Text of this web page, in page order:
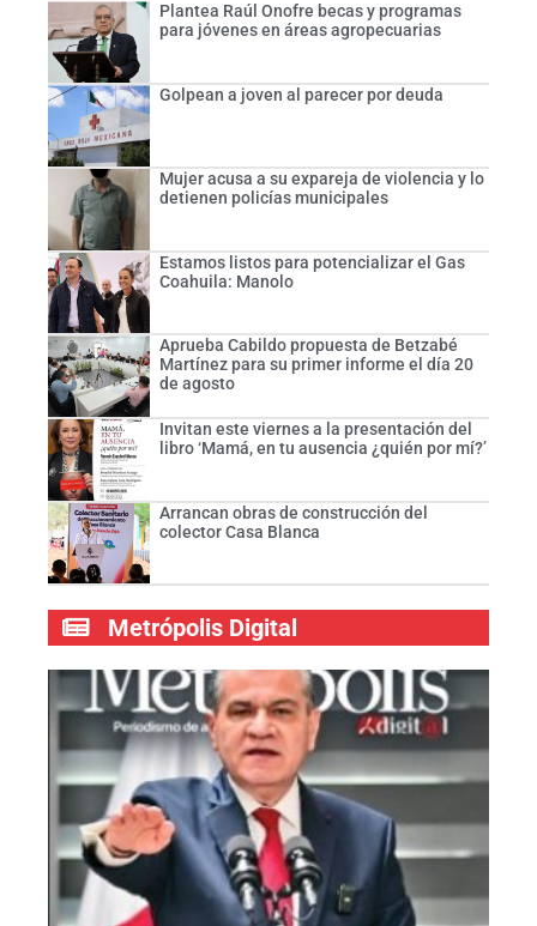
Plantea Raúl Onofre becas y programas
para jóvenes en áreas agropecuarias
Golpean a joven al parecer por deuda
Mujer acusa a su expareja de violencia y lo
detienen policías municipales
Estamos listos para potencializar el Gas
Coahuila: Manolo
Aprueba Cabildo propuesta de Betzabé
Martínez para su primer informe el día 20
de agosto
Invitan este viernes a la presentación del
libro ‘Mamá, en tu ausencia ¿quién por mí?’
Arrancan obras de construcción del
colector Casa Blanca
Metrópolis Digital